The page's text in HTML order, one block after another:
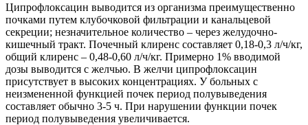
Ципрофлоксацин выводится из организма преимущественно
почками путем клубочковой фильтрации и канальцевой
секреции; незначительное количество – через желудочно-
кишечный тракт. Почечный клиренс составляет 0,18-0,3 л/ч/кг,
общий клиренс – 0,48-0,60 л/ч/кг. Примерно 1% вводимой
дозы выводится с желчью. В желчи ципрофлоксацин
присутствует в высоких концентрациях. У больных с
неизмененной функцией почек период полувыведения
составляет обычно 3-5 ч. При нарушении функции почек
период полувыведения увеличивается.